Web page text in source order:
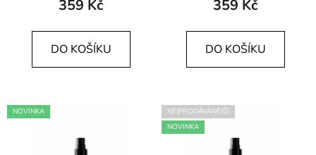
359 Kč
DO KOŠÍKU
359 Kč
DO KOŠÍKU
NOVINKA
NEJPRODÁVANĚJŠÍ
NOVINKA